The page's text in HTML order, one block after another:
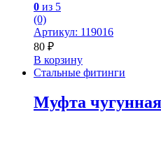
0 из 5
(0)
Артикул: 119016
80 ₽
В корзину
Стальные фитинги
Муфта